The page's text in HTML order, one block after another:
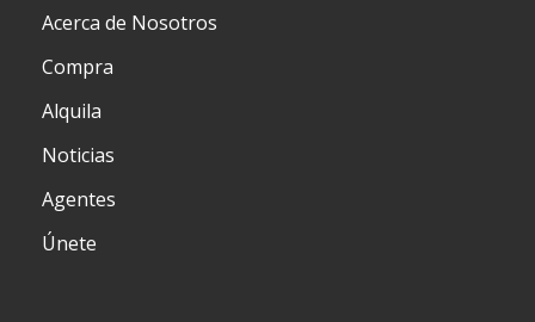
Acerca de Nosotros
Compra
Alquila
Noticias
Agentes
Únete